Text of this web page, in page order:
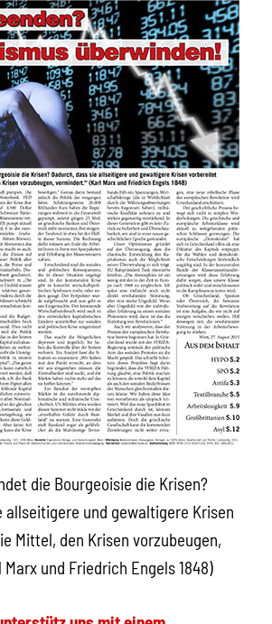
die Bourgeoisie die Krisen?
allseitigere und gewaltigere Krisen
Mittel, den Krisen vorzubeugen,
und Friedrich Engels 1848)